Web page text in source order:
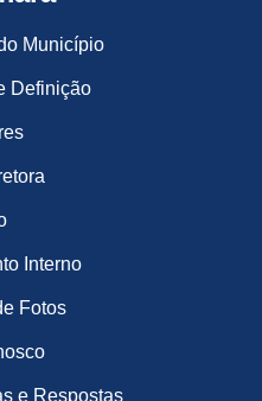
Município
Definição
Interno
Fotos
e Respostas